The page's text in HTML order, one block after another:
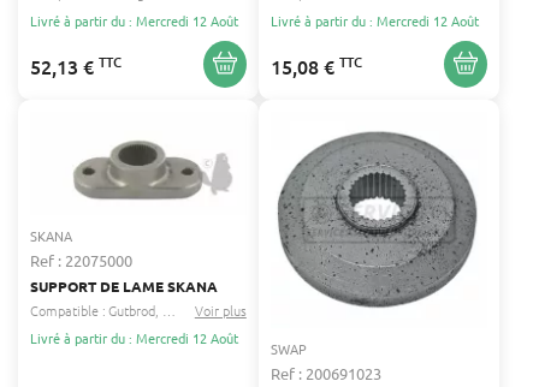
Livré à partir du : Mercredi 12 Août
52,13 € TTC
Livré à partir du : Mercredi 12 Août
15,08 € TTC
SKANA
Ref : 22075000
SUPPORT DE LAME SKANA
Compatible :Gutbrod Columbia ...
Voir plus
Livré à partir du : Mercredi 12 Août
SWAP
Ref : 200691023